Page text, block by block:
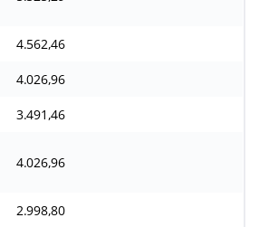
4.562,46
4.026,96
3.491,46
4.026,96
2.998,80